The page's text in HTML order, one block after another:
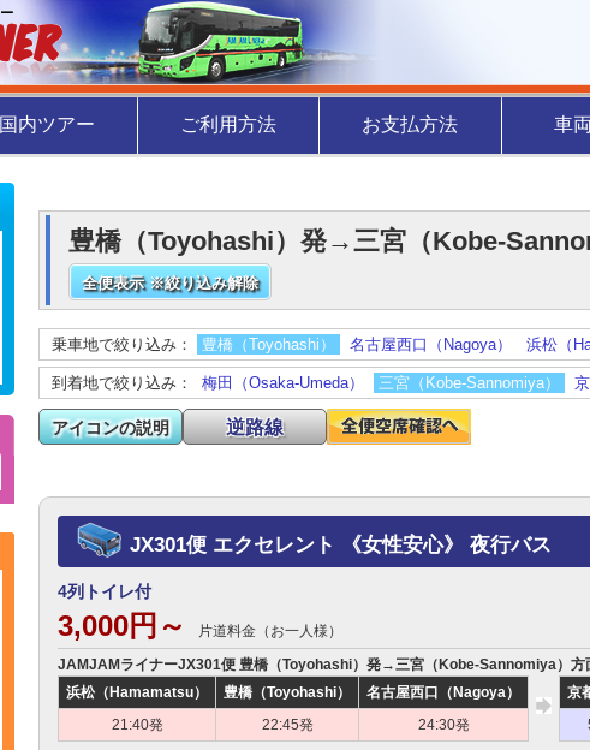
国内ツアー ご利用方法 お支払方法 車
豊橋（Toyohashi）発→三宮（Kobe-
全便表示 ※絞り込み解除
乗車地で絞り込み： 豊橋（Toyohashi） 名古屋西口（Nagoya） 浜松（
到着地で絞り込み： 梅田（Osaka-Umeda） 三宮（Kobe-Sannomiya）
アイコンの説明 逆路線
JX301便 エクセレント 《女性安心》 夜行バス
4列トイレ付
3,000円～ 片道料金（お一人様）
JAMJAMライナーJX301便 豊橋（Toyohashi）発→三宮（Kobe-Sannomiya）
浜松（Hamamatsu）
豊橋（Toyohashi） 名古屋西口（Nagoya） 京
21:40発
22:45発 24:30発